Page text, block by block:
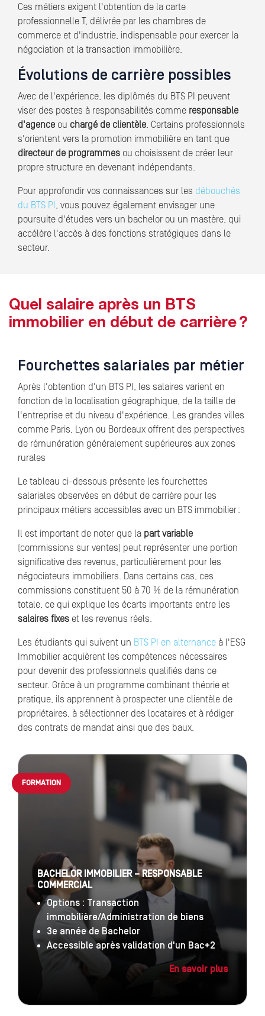
Ces métiers exigent l'obtention de la carte
professionnelle T, délivrée par les chambres de
commerce et d'industrie, indispensable pour exercer la
négociation et la transaction immobilière.
Évolutions de carrière possibles
Avec de l'expérience, les diplômés du BTS PI peuvent
viser des postes à responsabilités comme responsable
d'agence ou chargé de clientèle. Certains professionnels
s'orientent vers la promotion immobilière en tant que
directeur de programmes ou choisissent de créer leur
propre structure en devenant indépendants.
Pour approfondir vos connaissances sur les débouchés
du BTS PI , vous pouvez également envisager une
poursuite d'études vers un bachelor ou un mastère, qui
accélère l'accès à des fonctions stratégiques dans le
secteur.
Quel salaire après un BTS
immobilier en début de carrière ?
Fourchettes salariales par métier
Après l'obtention d'un BTS PI, les salaires varient en
fonction de la localisation géographique, de la taille de
l'entreprise et du niveau d'expérience. Les grandes villes
comme Paris, Lyon ou Bordeaux offrent des perspectives
de rémunération généralement supérieures aux zones
rurales
Le tableau ci-dessous présente les fourchettes
salariales observées en début de carrière pour les
principaux métiers accessibles avec un BTS immobilier :
Il est important de noter que la part variable
(commissions sur ventes) peut représenter une portion
significative des revenus, particulièrement pour les
négociateurs immobiliers. Dans certains cas, ces
commissions constituent 50 à 70 % de la rémunération
totale, ce qui explique les écarts importants entre les
salaires fixes et les revenus réels.
Les étudiants qui suivent un BTS PI en alternance à l'ESG
Immobilier acquièrent les compétences nécessaires
pour devenir des professionnels qualifiés dans ce
secteur. Grâce à un programme combinant théorie et
pratique, ils apprennent à prospecter une clientèle de
propriétaires, à sélectionner des locataires et à rédiger
des contrats de mandat ainsi que des baux.
BACHELOR IMMOBILIER – RESPONSABLE
COMMERCIAL
Options : Transaction
immobilière/Administration de biens
3e année de Bachelor
Accessible après validation d'un Bac+2
En savoir plus
FORMATION